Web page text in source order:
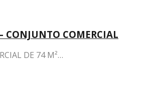
CONJUNTO COMERCIAL
DE 74 M²…